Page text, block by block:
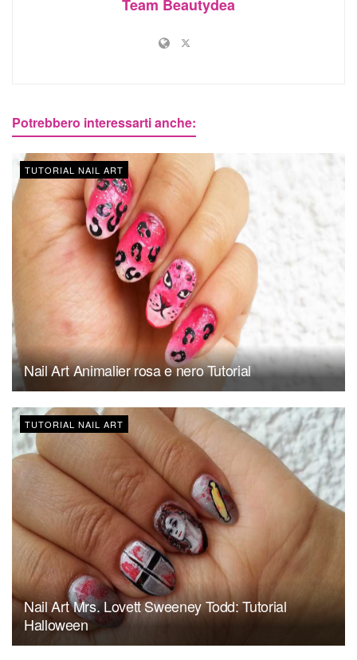
Team Beautydea
Potrebbero interessarti anche:
TUTORIAL NAIL ART
Nail Art Animalier rosa e nero Tutorial
TUTORIAL NAIL ART
Nail Art Mrs. Lovett Sweeney Todd: Tutorial
Halloween